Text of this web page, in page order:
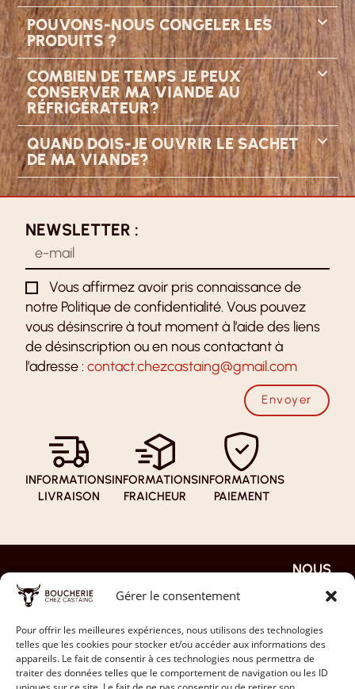
Gérer le consentement
Pour offrir les meilleures expériences, nous utilisons des technologies
telles que les cookies pour stocker et/ou accéder aux informations des
appareils. Le fait de consentir à ces technologies nous permettra de
traiter des données telles que le comportement de navigation ou les ID
POUVONS-NOUS CONGELER LES
PRODUITS ?
COMBIEN DE TEMPS JE PEUX
CONSERVER MA VIANDE AU
RÉFRIGÉRATEUR?
QUAND DOIS-JE OUVRIR LE SACHET
DE MA VIANDE?
NEWSLETTER :
Vous affirmez avoir pris connaissance de
notre Politique de confidentialité. Vous pouvez
vous désinscrire à tout moment à l’aide des liens
de désinscription ou en nous contactant à
l’adresse :contact.chezcastaing@gmail.com
Envoyer
INFORMATIONS
LIVRAISON
INFORMATIONS
FRAICHEUR
INFORMATIONS
PAIEMENT
PAGES
NOTRE
HISTOIRE
CONTACT
BOUTI
NOS
VIANDES
MON
SAVOI
LA FAQ
NOS
PARTENAIRES
NOUS
DÉPOSE
MON CV
INSTAGRAM